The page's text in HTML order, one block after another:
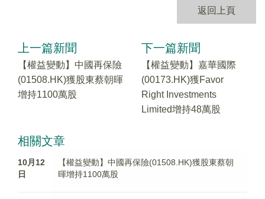
返回上頁
上一篇新聞
【權益變動】中國再保險
(01508.HK)獲股東蔡朝暉
增持1100萬股
下一篇新聞
【權益變動】嘉華國際
(00173.HK)獲Favor
Right Investments
Limited增持48萬股
相關文章
10月12
日
【權益變動】中國再保險(01508.HK)獲股東蔡朝
暉增持1100萬股